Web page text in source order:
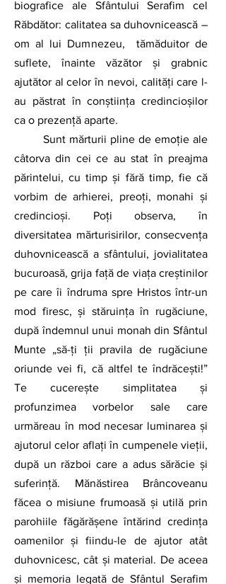
biografice ale Sfântului Serafim cel
Răbdător: calitatea sa duhovnicească –
om al lui Dumnezeu,  tămăduitor de
suflete, înainte văzător și grabnic
ajutător al celor în nevoi, calități care l-
au păstrat în conștiința credincioșilor
ca o prezență aparte.
câtorva din cei ce au stat în preajma
părintelui, cu timp și fără timp, fie că
vorbim de arhierei, preoți, monahi și
credincioși. Poți observa, în
diversitatea mărturisirilor, consecvența
duhovnicească a sfântului, jovialitatea
bucuroasă, grija față de viața creștinilor
pe care îi îndruma spre Hristos într-un
mod firesc, și stăruința în rugăciune,
după îndemnul unui monah din Sfântul
Munte „să-ți ții pravila de rugăciune
oriunde vei fi, că altfel te îndrăcești!”
Te cucerește simplitatea și
profunzimea vorbelor sale care
urmăreau în mod necesar luminarea și
ajutorul celor aflați în cumpenele vieții,
după un război care a adus sărăcie și
suferință. Mănăstirea Brâncoveanu
făcea o misiune frumoasă și utilă prin
parohiile făgărășene întărind credința
oamenilor și fiindu-le de ajutor atât
duhovnicesc, cât și material. De aceea
și memoria legată de Sfântul Serafim